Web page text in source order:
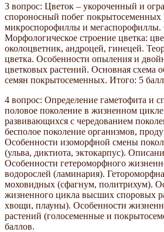
3 вопрос: Цветок – укороченный и
спороносный побег покрытосеменных
микроспорофиллы и мегаспорофиллы.
Морфологическое строение цветка:
околоцветник, андроцей, гинецей.
цветка. Особенности опыления и
цветковых растений. Основная схема
семян покрытосеменных. Итого: 5
4 вопрос: Определение гаметофита и
половое поколение в жизненном
развивающихся с чередованием
бесполое поколение организмов,
Особенности изоморфной смены
(ульва, диктиота, эктокарпус).
Особенности гетероморфного
водорослей (ламинария).
моховидных (сфагнум, политрихум).
жизненного цикла высших споровых
хвощи, плауны). Особенности
растений (голосеменные и
баллов.